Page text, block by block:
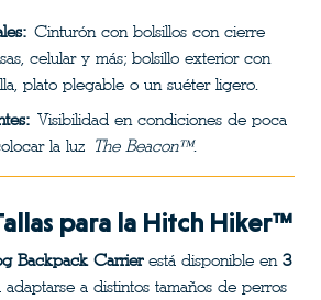
Cinturón con bolsillos con cierre
celular y más; bolsillo exterior con
plato plegable o un suéter ligero.
Visibilidad en condiciones de poca
la luz The Beacon™️.
para la Hitch Hiker™
Backpack Carrier está disponible en 3
adaptarse a distintos tamaños de perros